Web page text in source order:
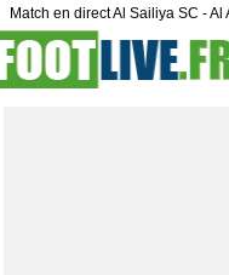
Match en direct Al Sailiya SC -